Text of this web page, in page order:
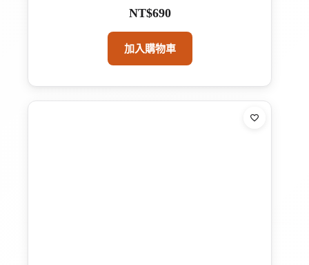
NT$690
加入購物車